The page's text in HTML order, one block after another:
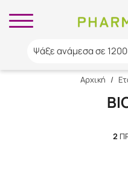
Ψάξε ανάμεσα σε
Αρχική /
2